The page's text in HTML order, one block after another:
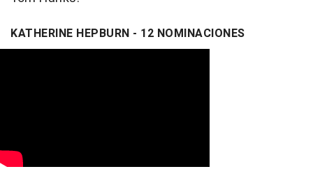
KATHERINE HEPBURN - 12 NOMINACIONES